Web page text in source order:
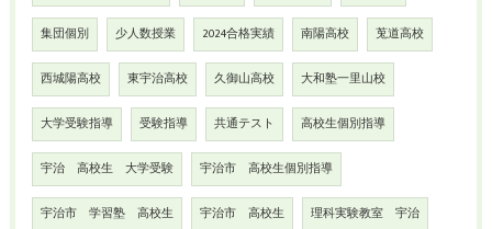
集団個別 少人数授業 2024合格実績 南陽高校 莵道高校
西城陽高校 東宇治高校 久御山高校 大和塾一里山校
大学受験指導 受験指導 共通テスト 高校生個別指導
宇治 高校生 大学受験 宇治市 高校生個別指導
宇治市 学習塾 高校生 宇治市 高校生 理科実験教室 宇治